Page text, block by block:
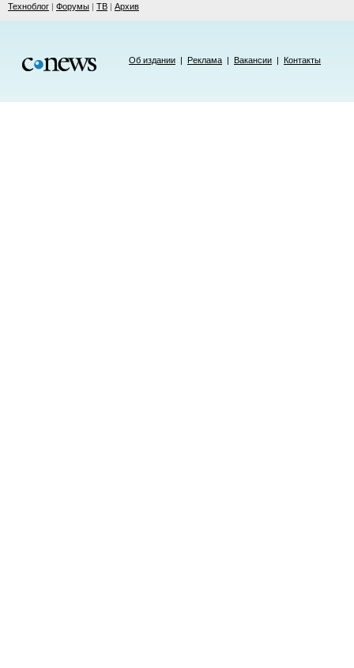
Техноблог | Форумы | ТВ | Архив
Об издании | Реклама | Вакансии | Контакты